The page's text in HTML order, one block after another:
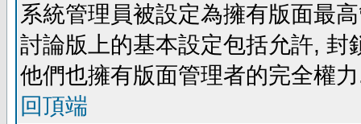
系統管理員被設定為擁有版面最
討論版上的基本設定包括允許,
他們也擁有版面管理者的完全權
回頂端